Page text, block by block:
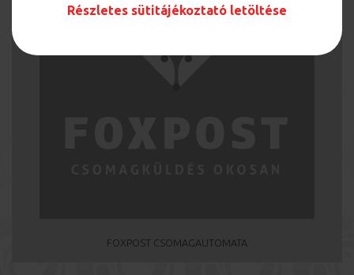
FOXPOST CSOMAGAUTOMATA
Részletes sütitájékoztató letöltése